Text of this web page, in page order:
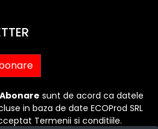
Abonare sunt de acord ca datele
in baza de date ECOProd SRL
Termenii si conditiile.